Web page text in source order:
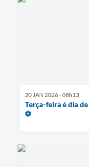
20 JAN 2026 - 08h13
Terça-feira é dia
⚽